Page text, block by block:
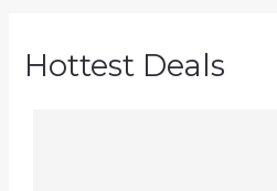
Hottest Deals